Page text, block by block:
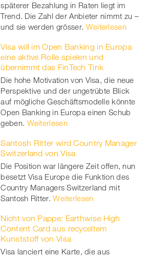
späterer Bezahlung in Raten liegt im
Trend. Die Zahl der Anbieter nimmt zu –
und sie werden grösser. Weiterlesen
Visa will im Open Banking in Europa
eine aktive Rolle spielen und
übernimmt das FinTech Tink
Die hohe Motivation von Visa, die neue
Perspektive und der ungetrübte Blick
auf mögliche Geschäftsmodelle könnte
Open Banking in Europa einen Schub
geben. Weiterlesen
Santosh Ritter wird Country Manager
Switzerland von Visa
Die Position war längere Zeit offen, nun
besetzt Visa Europe die Funktion des
Country Managers Switzerland mit
Santosh Ritter. Weiterlesen
Nicht von Pappe: Earthwise High
Content Card aus recyceltem
Kunststoff von Visa
Visa lanciert eine Karte, die aus